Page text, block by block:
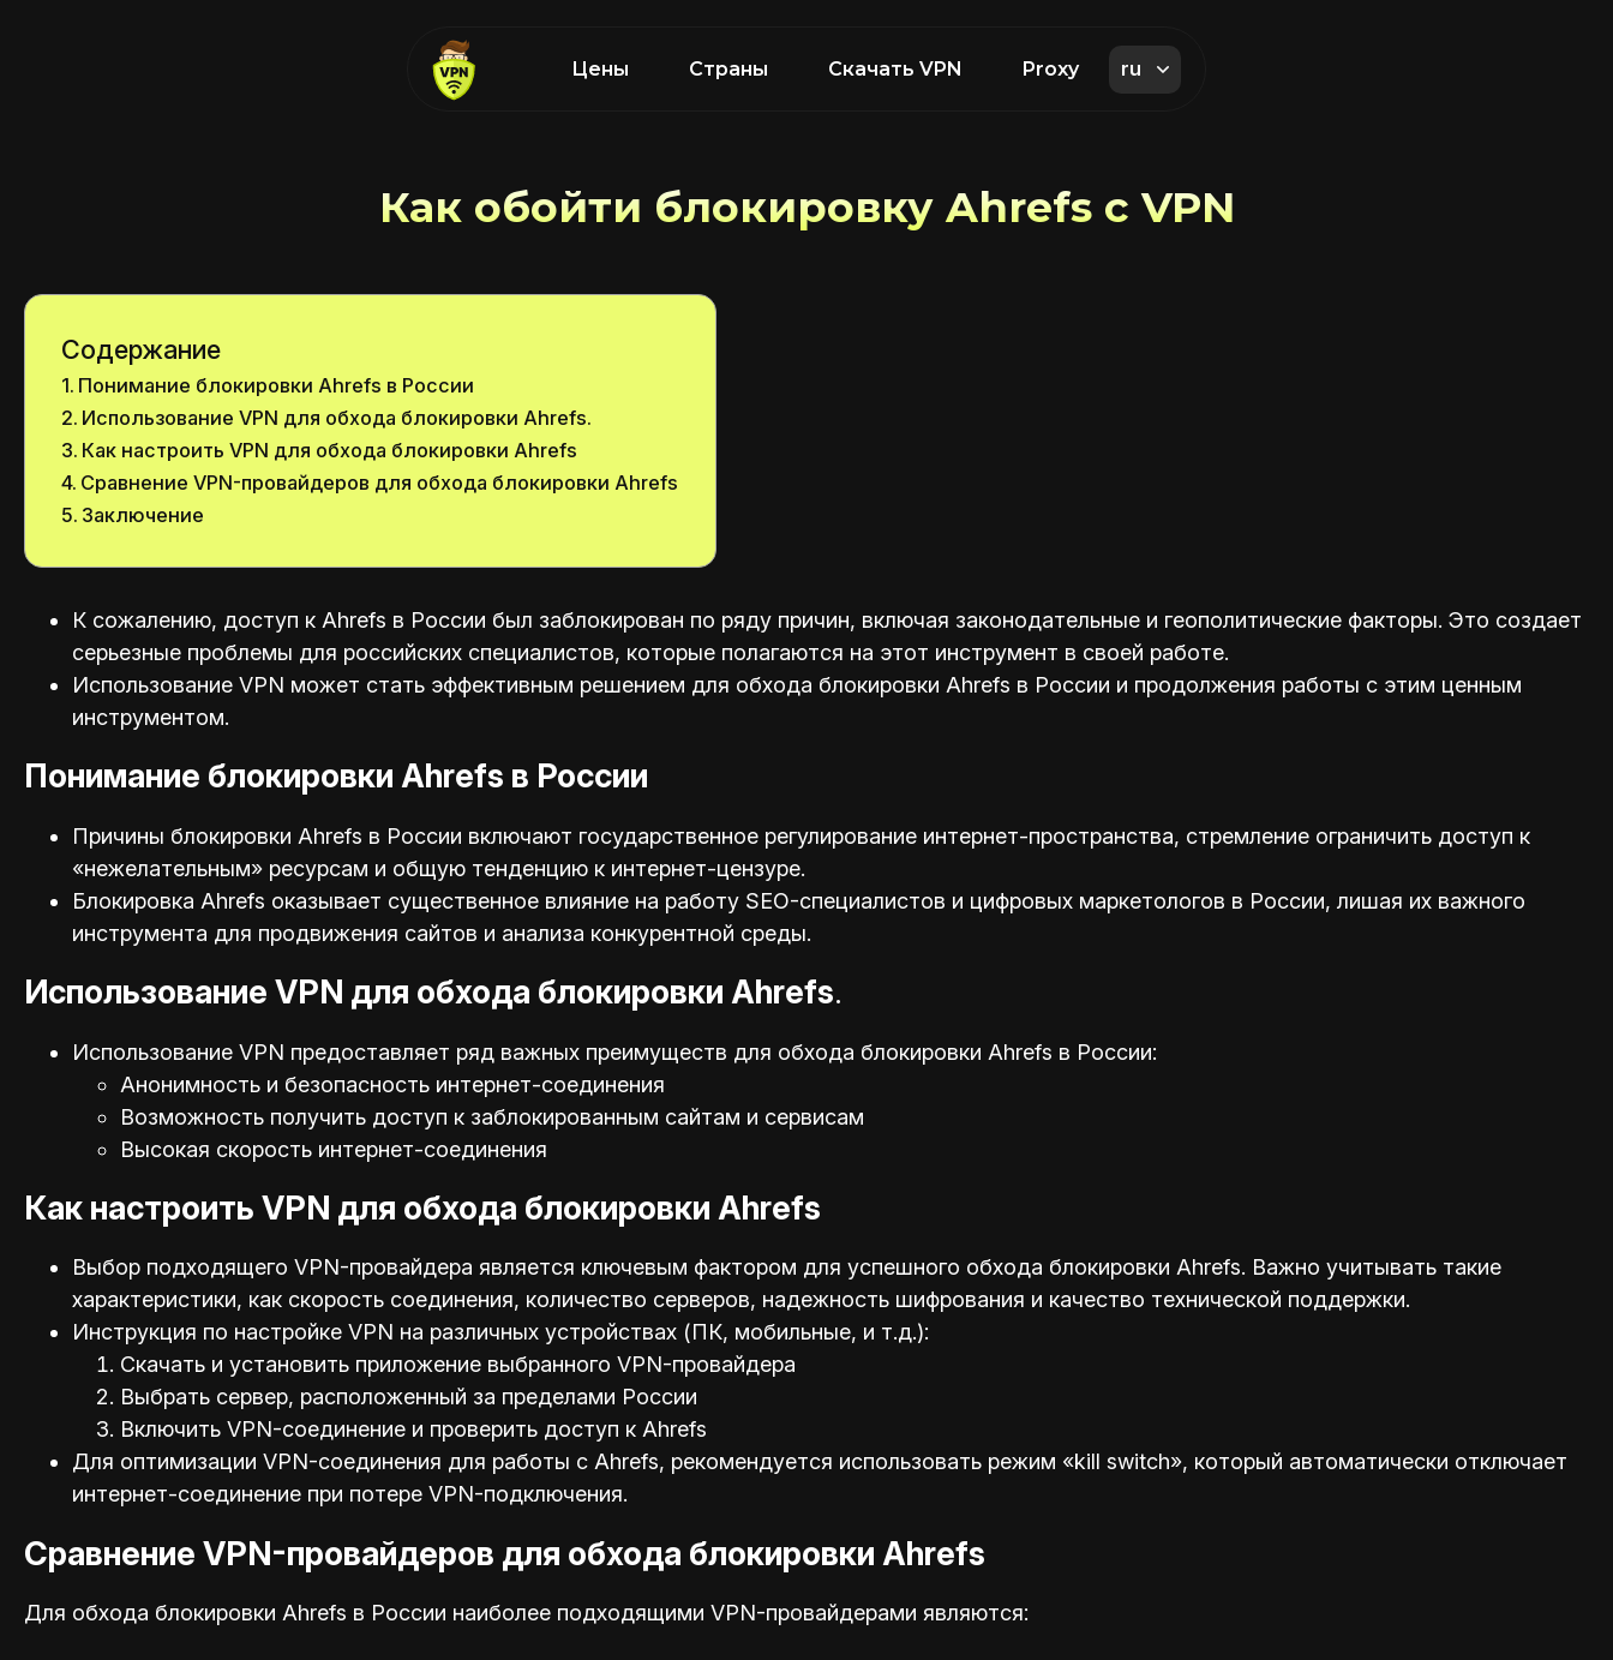
Цены Страны Скачать VPN Proxy ru
Как обойти блокировку Ahrefs с VPN
Содержание
Понимание блокировки Ahrefs в России
Использование VPN для обхода блокировки Ahrefs.
Как настроить VPN для обхода блокировки Ahrefs
Сравнение VPN-провайдеров для обхода блокировки Ahrefs
Заключение
К сожалению, доступ к Ahrefs в России был заблокирован по ряду причин, включая законодательные и геополитические факторы. Это создает
серьезные проблемы для российских специалистов, которые полагаются на этот инструмент в своей работе.
Использование VPN может стать эффективным решением для обхода блокировки Ahrefs в России и продолжения работы с этим ценным
инструментом.
Понимание блокировки Ahrefs в России
Причины блокировки Ahrefs в России включают государственное регулирование интернет-пространства, стремление ограничить доступ к
«нежелательным» ресурсам и общую тенденцию к интернет-цензуре.
Блокировка Ahrefs оказывает существенное влияние на работу SEO-специалистов и цифровых маркетологов в России, лишая их важного
инструмента для продвижения сайтов и анализа конкурентной среды.
Использование VPN для обхода блокировки Ahrefs.
Использование VPN предоставляет ряд важных преимуществ для обхода блокировки Ahrefs в России:
Анонимность и безопасность интернет-соединения
Возможность получить доступ к заблокированным сайтам и сервисам
Высокая скорость интернет-соединения
Как настроить VPN для обхода блокировки Ahrefs
Выбор подходящего VPN-провайдера является ключевым фактором для успешного обхода блокировки Ahrefs. Важно учитывать такие
характеристики, как скорость соединения, количество серверов, надежность шифрования и качество технической поддержки.
Инструкция по настройке VPN на различных устройствах (ПК, мобильные, и т.д.):
Скачать и установить приложение выбранного VPN-провайдера
Выбрать сервер, расположенный за пределами России
Включить VPN-соединение и проверить доступ к Ahrefs
Для оптимизации VPN-соединения для работы с Ahrefs, рекомендуется использовать режим «kill switch», который автоматически отключает
интернет-соединение при потере VPN-подключения.
Сравнение VPN-провайдеров для обхода блокировки Ahrefs
Для обхода блокировки Ahrefs в России наиболее подходящими VPN-провайдерами являются: